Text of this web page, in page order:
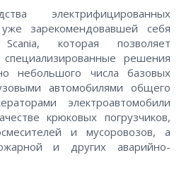
электрифицированных
зарекомендовавшей себя
которая позволяет
решения
небольшого числа базовых
автомобилями общего
электроавтомобили
крюковых погрузчиков,
и мусоровозов, а
и других аварийно-